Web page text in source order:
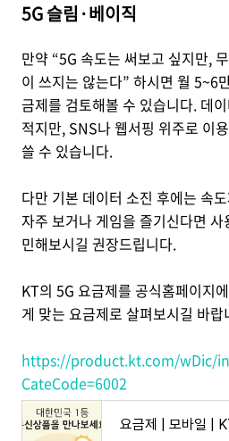
5G 슬림·베이직
만약 “5G 속도는 써보고 싶지만,
이 쓰지는 않는다” 하시면 월 5~6
금제를 검토해볼 수 있습니다. 데
적지만, SNS나 웹서핑 위주로 이
쓸 수 있습니다.
다만 기본 데이터 소진 후에는 속
자주 보거나 게임을 즐기신다면
민해보시길 권장드립니다.
KT의 5G 요금제를 공식홈페이지
게 맞는 요금제로 살펴보시길 바랍
https://product.kt.com/wDic/
CateCode=6002
요금제 | 모바일 |